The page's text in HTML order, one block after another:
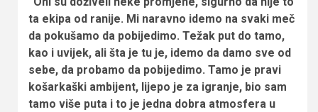
ta ekipa od ranije. Mi naravno idemo na svaki meč
da pokušamo da pobijedimo. Težak put do tamo,
kao i uvijek, ali šta je tu je, idemo da damo sve od
sebe, da probamo da pobijedimo. Tamo je pravi
košarkaški ambijent, lijepo je za igranje, bio sam
tamo više puta i to je jedna dobra atmosfera u